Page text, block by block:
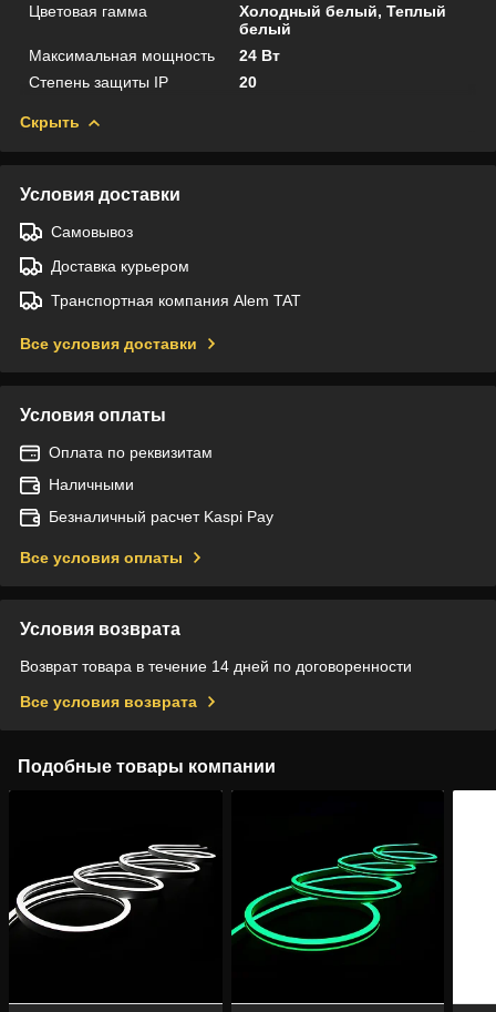
Цветовая гамма
Холодный белый, Теплый
белый
Максимальная мощность
24 Вт
Степень защиты IP
20
Скрыть
Условия доставки
Самовывоз
Доставка курьером
Транспортная компания Alem TAT
Все условия доставки
Условия оплаты
Оплата по реквизитам
Наличными
Безналичный расчет Kaspi Pay
Все условия оплаты
Условия возврата
Возврат товара в течение 14 дней по договоренности
Все условия возврата
Подобные товары компании